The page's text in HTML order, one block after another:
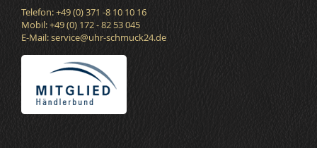
Telefon: +49 (0) 371 -8 10 10 16
Mobil: +49 (0) 172 - 82 53 045
E-Mail:service@uhr-schmuck24.de